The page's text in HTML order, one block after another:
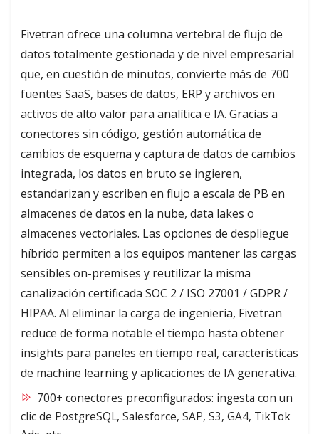
Fivetran ofrece una columna vertebral de flujo de
datos totalmente gestionada y de nivel empresarial
que, en cuestión de minutos, convierte más de 700
fuentes SaaS, bases de datos, ERP y archivos en
activos de alto valor para analítica e IA. Gracias a
conectores sin código, gestión automática de
cambios de esquema y captura de datos de cambios
integrada, los datos en bruto se ingieren,
estandarizan y escriben en flujo a escala de PB en
almacenes de datos en la nube, data lakes o
almacenes vectoriales. Las opciones de despliegue
híbrido permiten a los equipos mantener las cargas
sensibles on-premises y reutilizar la misma
canalización certificada SOC 2 / ISO 27001 / GDPR /
HIPAA. Al eliminar la carga de ingeniería, Fivetran
reduce de forma notable el tiempo hasta obtener
insights para paneles en tiempo real, características
de machine learning y aplicaciones de IA generativa.
700+ conectores preconfigurados: ingesta con un
clic de PostgreSQL, Salesforce, SAP, S3, GA4, TikTok